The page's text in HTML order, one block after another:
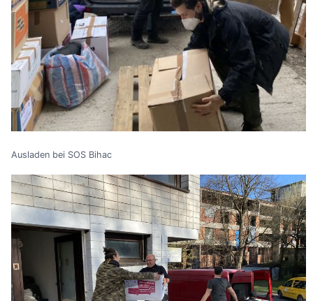
Ausladen bei SOS Bihac